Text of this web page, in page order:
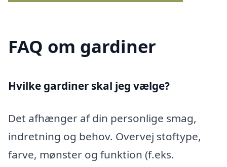
FAQ om gardiner
Hvilke gardiner skal jeg vælge?
Det afhænger af din personlige smag,
indretning og behov. Overvej stoftype,
farve, mønster og funktion (f.eks.